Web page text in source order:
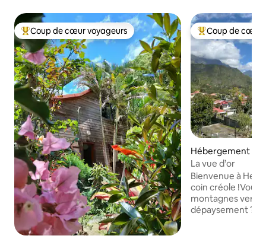
Coups de cœur voyageurs les plus appréciés
Coup de cœur voyageurs Coups de cœur
Coup de cœur
Hébergement ⋅
La vue d’or
Bienvenue à
coin créole !Vous
montagnes
dépaysement ?